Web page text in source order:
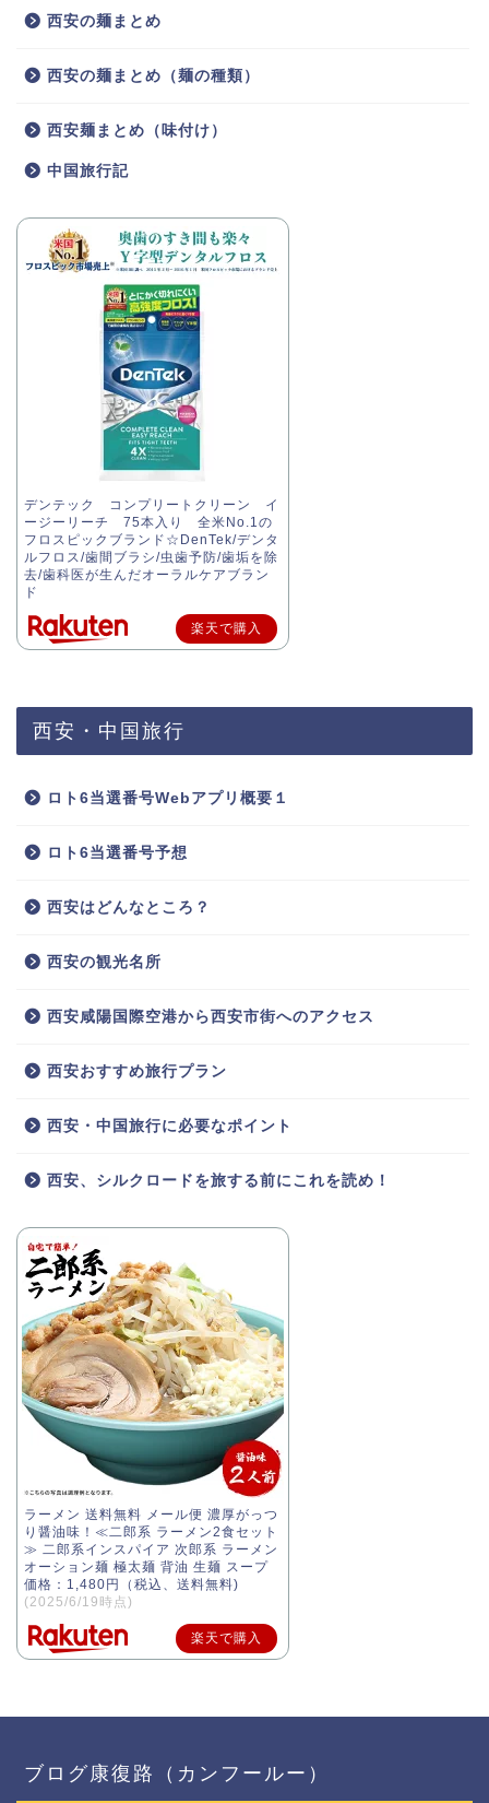
西安の麺まとめ
西安の麺まとめ（麺の種類）
西安麺まとめ（味付け）
中国旅行記
デンテック コンプリートクリーン イ
ージーリーチ 75本入り 全米No.1の
フロスピックブランド☆DenTek/デンタ
ルフロス/歯間ブラシ/虫歯予防/歯垢を除
去/歯科医が生んだオーラルケアブラン
ド
楽天で購入
西安・中国旅行
ロト6当選番号Webアプリ概要１
ロト6当選番号予想
西安はどんなところ？
西安の観光名所
西安咸陽国際空港から西安市街へのアクセス
西安おすすめ旅行プラン
西安・中国旅行に必要なポイント
西安、シルクロードを旅する前にこれを読め！
ラーメン 送料無料 メール便 濃厚がっつ
り醤油味！≪二郎系 ラーメン2食セット
≫ 二郎系インスパイア 次郎系 ラーメン
オーション麺 極太麺 背油 生麺 スープ
価格：1,480円（税込、送料無料)
(2025/6/19時点)
楽天で購入
ブログ康復路（カンフールー）